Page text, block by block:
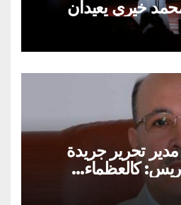
خيري يعيدان
ركح قرطاج
لوفاة مدير تحرير جريدة
كالعظماء…
واقفا